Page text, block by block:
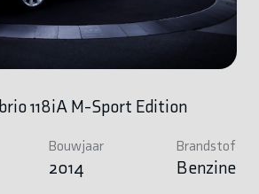
118iA M-Sport Edition
Bouwjaar
2014
Brandstof
Benzine